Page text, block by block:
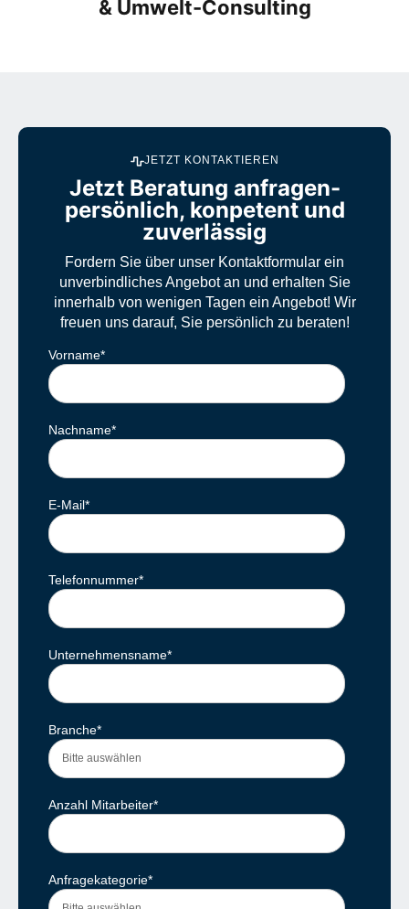
& Umwelt-Consulting
JETZT KONTAKTIEREN
Jetzt Beratung anfragen-
persönlich, konpetent und
zuverlässig
Fordern Sie über unser Kontaktformular ein
unverbindliches Angebot an und erhalten Sie
innerhalb von wenigen Tagen ein Angebot! Wir
freuen uns darauf, Sie persönlich zu beraten!
Vorname*
Nachname*
E-Mail*
Telefonnummer*
Unternehmensname*
Branche*
Anzahl Mitarbeiter*
Anfragekategorie*